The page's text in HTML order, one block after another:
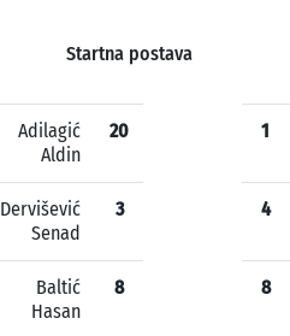
Startna postava
Adilagić
Aldin
20
Dervišević
Senad
3
Baltić
Hasan
8
1
4
8